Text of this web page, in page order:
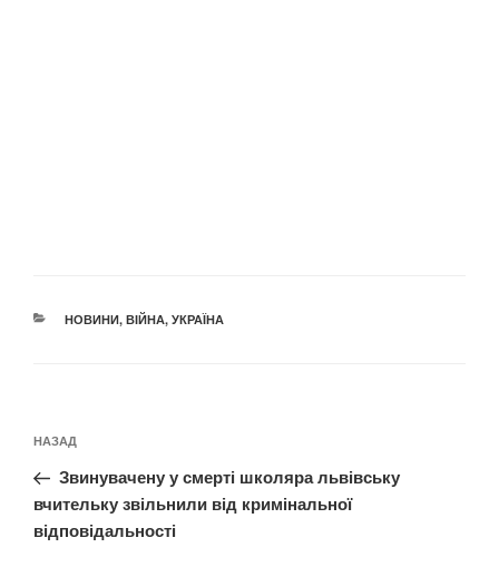
КАТЕГОРІЇ
НОВИНИ, ВІЙНА, УКРАЇНА
записів
Попередній
запис:
НАЗАД
Звинувачену у смерті школяра львівську
вчительку звільнили від кримінальної
відповідальності